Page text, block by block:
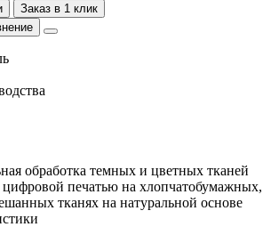
Заказ в 1 клик
обработка темных и цветных тканей
печатью на хлопчатобумажных,
тканях на натуральной основе